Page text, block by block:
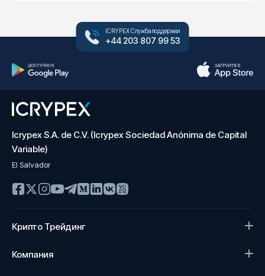
ICRYPEX Служба поддержки
+44 203 807 99 53
Icrypex S.A. de C.V. (Icrypex Sociedad Anónima de Capital
Variable)
El Salvador
Крипто Трейдинг
Компания